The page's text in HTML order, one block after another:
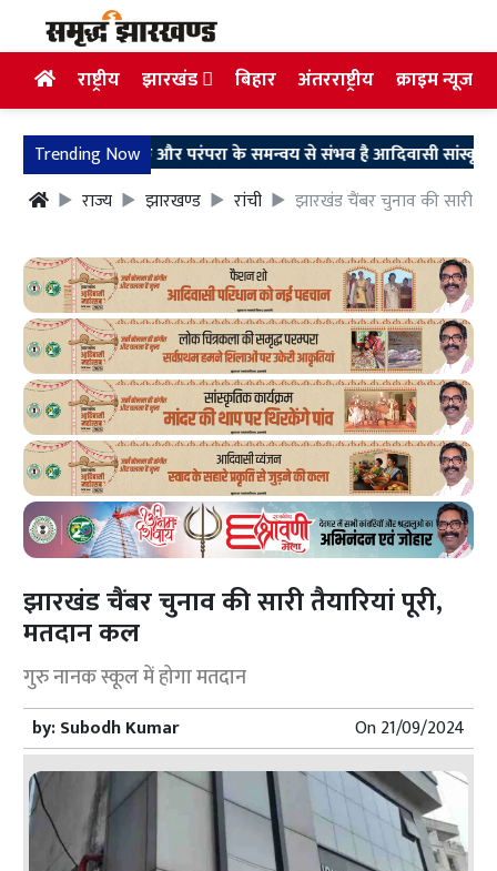
राष्ट्रीय झारखंड बिहार अंतरराष्ट्रीय क्राइम न्यूज
Trending Now
तकनीक और परंपरा के समन्वय से संभव है आदिवासी सांस्कृतिक
राज्य
झारखण्ड रांची झारखंड चैंबर चुनाव की सारी
झारखंड चैंबर चुनाव की सारी तैयारियां पूरी,
मतदान कल
गुरु नानक स्कूल में होगा मतदान
by:Subodh Kumar On21/09/2024